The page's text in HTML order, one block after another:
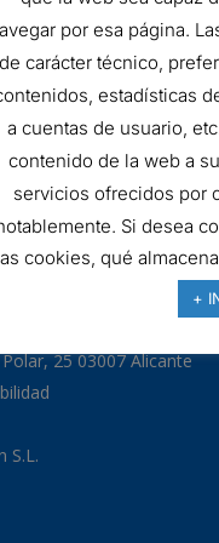
25 03007 Alicante
S.L.
por esa página.
carácter técnico,
estadísticas
a cuentas de usuario,
contenido de la web a
servicios ofrecidos por
Si desea
cookies, qué
+